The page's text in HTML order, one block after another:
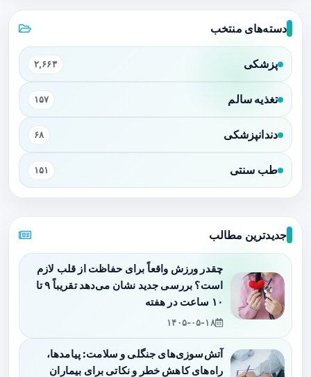
دسته‌های منتخب
پزشکی ۲,۶۶۳
تغذیه سالم ۱۵۷
دندانپزشکی ۶۸
طب سنتی ۱۵۱
جدیدترین مطالب
چقدر ورزش واقعاً برای حفاظت از قلب لازم
است؟ بررسی جدید نشان می‌دهد تقریباً ۹ تا
۱۰ ساعت در هفته
۱۴۰۵-۰۵-۱۸
آتش‌سوزی‌های جنگلی و سلامت: پیامدها،
راه‌های کاهش خطر و نکاتی برای بیماران